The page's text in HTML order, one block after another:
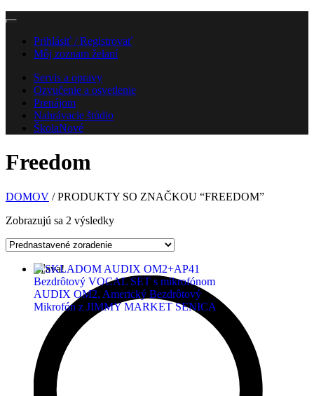
Prihlásiť / Registrovať
Môj zoznam želaní
Servis a opravy
Ozvučenie a osvetlenie
Prenájom
Nahrávacie štúdio
ŠkolaNové
Freedom
DOMOV / PRODUKTY SO ZNAČKOU “FREEDOM”
Zobrazujú sa 2 výsledky
Zľava!